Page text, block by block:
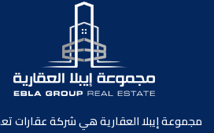
مجموعة إيبلا العقارية هي شركة عقارات